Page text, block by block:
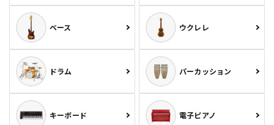
ベース ウクレレ
ドラム パーカッション
キーボード 電子ピアノ